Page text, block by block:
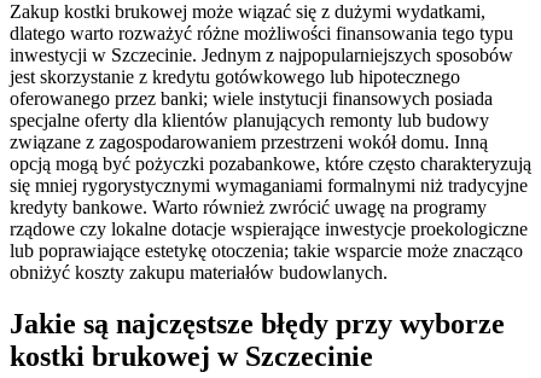
Zakup kostki brukowej może wiązać się z dużymi wydatkami,
dlatego warto rozważyć różne możliwości finansowania tego typu
inwestycji w Szczecinie. Jednym z najpopularniejszych sposobów
jest skorzystanie z kredytu gotówkowego lub hipotecznego
oferowanego przez banki; wiele instytucji finansowych posiada
specjalne oferty dla klientów planujących remonty lub budowy
związane z zagospodarowaniem przestrzeni wokół domu. Inną
opcją mogą być pożyczki pozabankowe, które często charakteryzują
się mniej rygorystycznymi wymaganiami formalnymi niż tradycyjne
kredyty bankowe. Warto również zwrócić uwagę na programy
rządowe czy lokalne dotacje wspierające inwestycje proekologiczne
lub poprawiające estetykę otoczenia; takie wsparcie może znacząco
obniżyć koszty zakupu materiałów budowlanych.
Jakie są najczęstsze błędy przy wyborze
kostki brukowej w Szczecinie